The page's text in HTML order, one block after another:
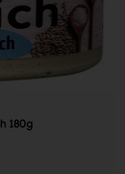
180g